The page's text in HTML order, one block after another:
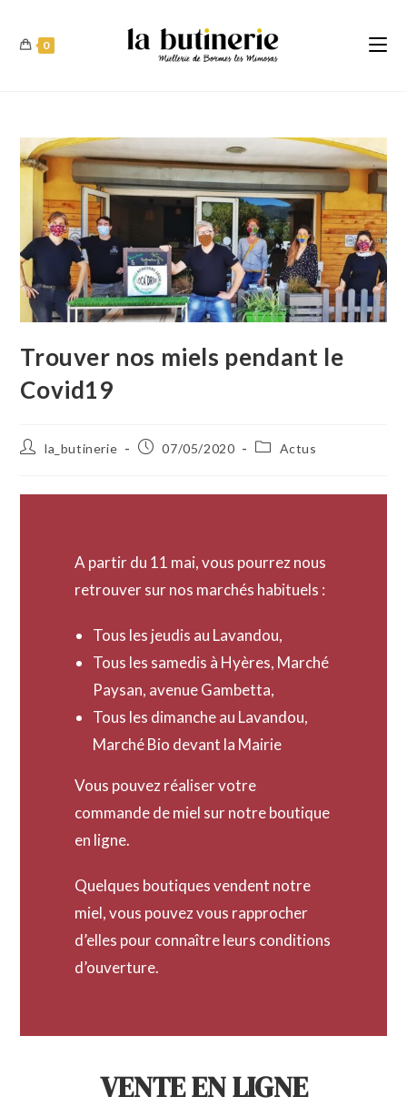
0
Trouver nos miels pendant le
Covid19
la_butinerie 07/05/2020 Actus
A partir du 11 mai, vous pourrez nous
retrouver sur nos marchés habituels :
Tous les jeudis au Lavandou,
Tous les samedis à Hyères, Marché
Paysan, avenue Gambetta,
Tous les dimanche au Lavandou,
Marché Bio devant la Mairie
Vous pouvez réaliser votre
commande de miel sur notre boutique
en ligne.
Quelques boutiques vendent notre
miel, vous pouvez vous rapprocher
d’elles pour connaître leurs conditions
d’ouverture.
VENTE EN LIGNE